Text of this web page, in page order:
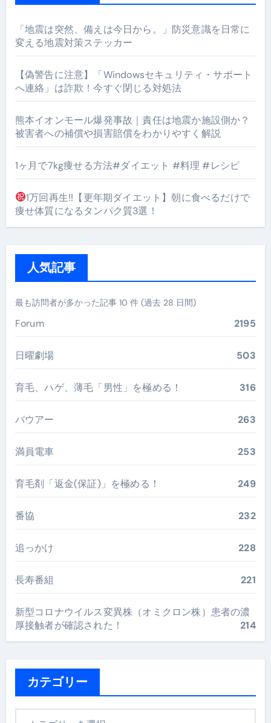
「地震は突然、備えは今日から。」防災意識を日常に
変える地震対策ステッカー
【偽警告に注意】「Windowsセキュリティ・サポート
へ連絡」は詐欺！今すぐ閉じる対処法
熊本イオンモール爆発事故｜責任は地震か施設側か？
被害者への補償や損害賠償をわかりやすく解説
1ヶ月で7kg痩せる方法#ダイエット #料理 #レシピ
1万回再生!!【更年期ダイエット】朝に食べるだけで
痩せ体質になるタンパク質3選！
人気記事
最も訪問者が多かった記事 10 件 (過去 28 日間)
Forum 2195
日曜劇場 503
育毛、ハゲ、薄毛「男性」を極める！ 316
バウアー 263
満員電車 253
育毛剤「返金(保証)」を極める！ 249
番協 232
追っかけ 228
長寿番組 221
新型コロナウイルス変異株（オミクロン株）患者の濃
厚接触者が確認された！
214
カテゴリー